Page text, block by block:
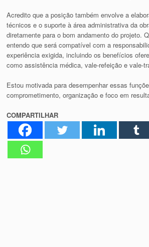
Acredito que a posição também envolve a
técnicos e o suporte à área administrativa da
diretamente para o bom andamento do projeto.
entendo que será compatível com a
experiência exigida, incluindo os benefícios
como assistência médica, vale-refeição e vale-
Estou motivada para desempenhar essas
comprometimento, organização e foco em
COMPARTILHAR